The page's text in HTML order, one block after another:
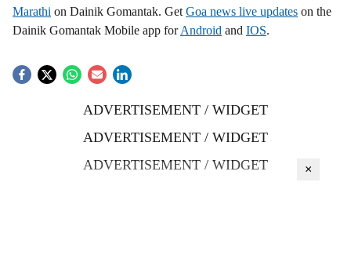
Marathi on Dainik Gomantak. Get Goa news live updates on the
Dainik Gomantak Mobile app forAndroid and IOS.
ADVERTISEMENT / WIDGET
ADVERTISEMENT / WIDGET
ADVERTISEMENT / WIDGET
×